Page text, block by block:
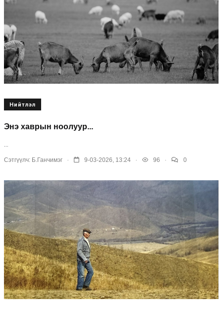
Нийтлэл
Энэ хаврын ноолуур...
Сэтгүүлч: Б.Ганчимэг . 9-03-2026, 13:24 . 96 . 0